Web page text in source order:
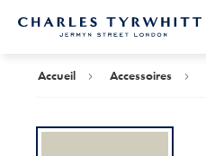
Accueil Accessoires